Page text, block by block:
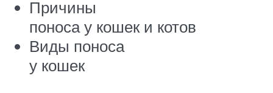
Причины
поноса у кошек и котов
Виды поноса
у кошек